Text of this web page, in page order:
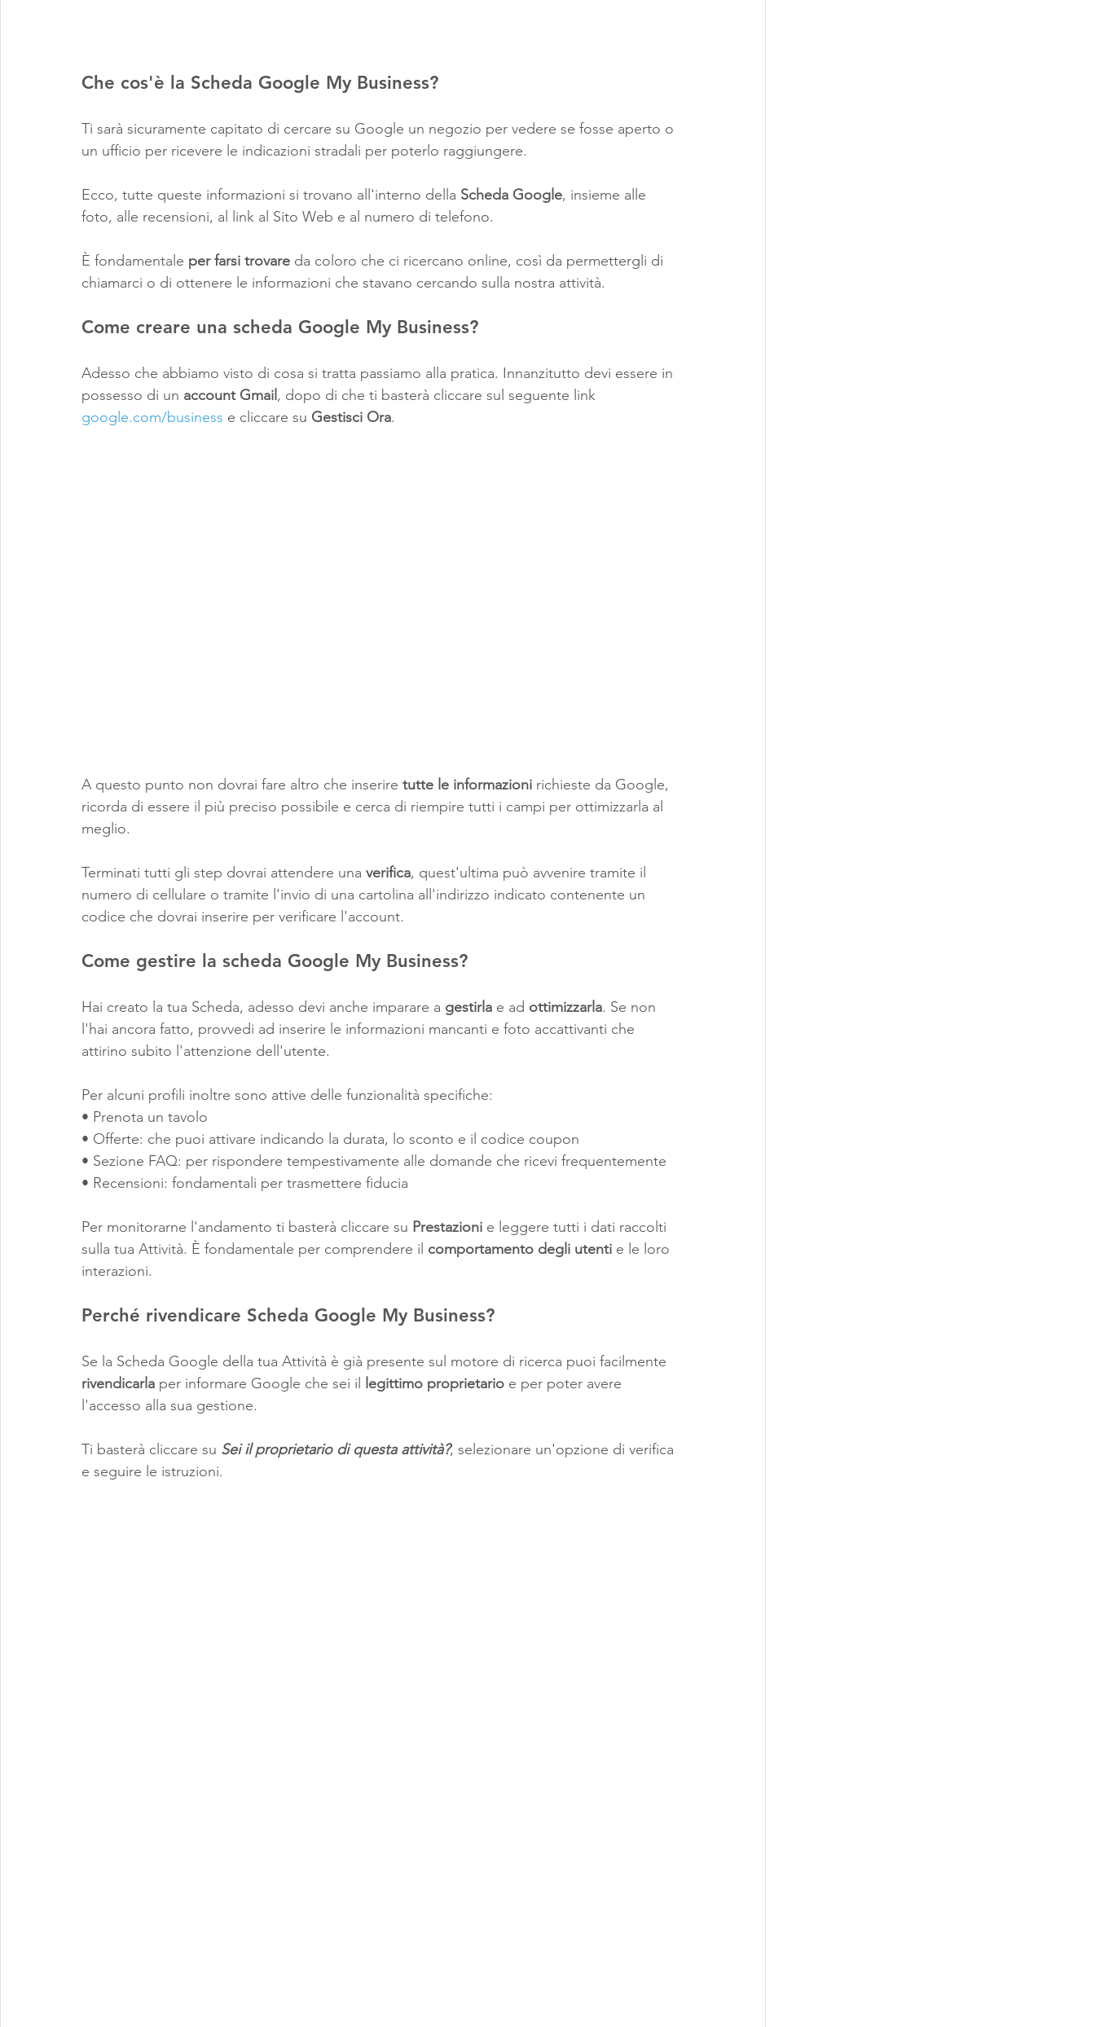
Che cos'è la Scheda Google My Business?
Ti sarà sicuramente capitato di cercare su Google un negozio per vedere se fosse aperto o
un ufficio per ricevere le indicazioni stradali per poterlo raggiungere.
Ecco, tutte queste informazioni si trovano all'interno della Scheda Google, insieme alle
foto, alle recensioni, al link al Sito Web e al numero di telefono.
È fondamentale per farsi trovare da coloro che ci ricercano online, così da permettergli di
chiamarci o di ottenere le informazioni che stavano cercando sulla nostra attività.
Come creare una scheda Google My Business?
Adesso che abbiamo visto di cosa si tratta passiamo alla pratica. Innanzitutto devi essere in
possesso di un account Gmail , dopo di che ti basterà cliccare sul seguente link
google.com/business e cliccare su Gestisci Ora.
A questo punto non dovrai fare altro che inserire tutte le informazioni richieste da Google,
ricorda di essere il più preciso possibile e cerca di riempire tutti i campi per ottimizzarla al
meglio.
Terminati tutti gli step dovrai attendere una verifica, quest'ultima può avvenire tramite il
numero di cellulare o tramite l'invio di una cartolina all'indirizzo indicato contenente un
codice che dovrai inserire per verificare l'account.
Come gestire la scheda Google My Business?
Hai creato la tua Scheda, adesso devi anche imparare a gestirla e ad ottimizzarla. Se non
l'hai ancora fatto, provvedi ad inserire le informazioni mancanti e foto accattivanti che
attirino subito l'attenzione dell'utente.
Per alcuni profili inoltre sono attive delle funzionalità specifiche:
• Prenota un tavolo
• Offerte: che puoi attivare indicando la durata, lo sconto e il codice coupon
• Sezione FAQ: per rispondere tempestivamente alle domande che ricevi frequentemente
• Recensioni: fondamentali per trasmettere fiducia
Per monitorarne l'andamento ti basterà cliccare su Prestazioni e leggere tutti i dati raccolti
sulla tua Attività. È fondamentale per comprendere il comportamento degli utenti e le loro
interazioni.
Perché rivendicare Scheda Google My Business?
Se la Scheda Google della tua Attività è già presente sul motore di ricerca puoi facilmente
rivendicarla per informare Google che sei il legittimo proprietario e per poter avere
l'accesso alla sua gestione.
Ti basterà cliccare su Sei il proprietario di questa attività?, selezionare un'opzione di verifica
e seguire le istruzioni.